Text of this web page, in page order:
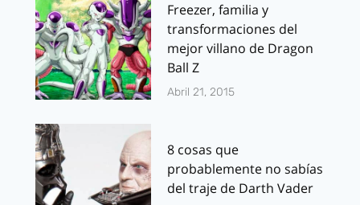
Freezer, familia y
transformaciones del
mejor villano de Dragon
Ball Z
Abril 21, 2015
8 cosas que
probablemente no sabías
del traje de Darth Vader